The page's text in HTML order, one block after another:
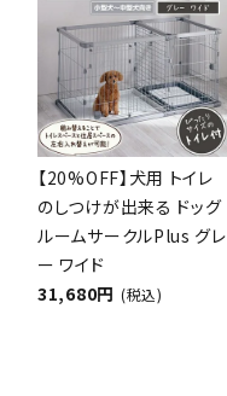
【20%OFF】犬用 トイレ
のしつけが出来る ドッグ
ルームサークルPlus グレ
ー ワイド
31,680円 (税込)